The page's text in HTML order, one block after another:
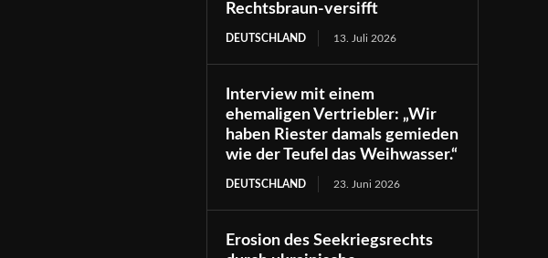
Rechtsbraun-versifft
DEUTSCHLAND 13. Juli 2026
Interview mit einem
ehemaligen Vertriebler: „Wir
haben Riester damals gemieden
wie der Teufel das Weihwasser.“
DEUTSCHLAND 23. Juni 2026
Erosion des Seekriegsrechts